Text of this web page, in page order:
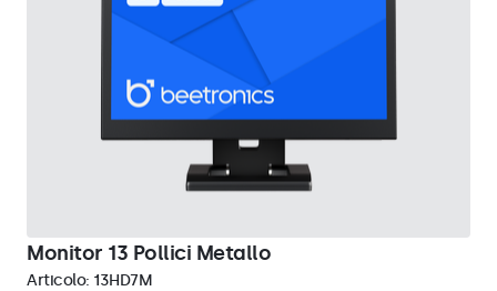
Monitor 13 Pollici Metallo
Articolo: 13HD7M